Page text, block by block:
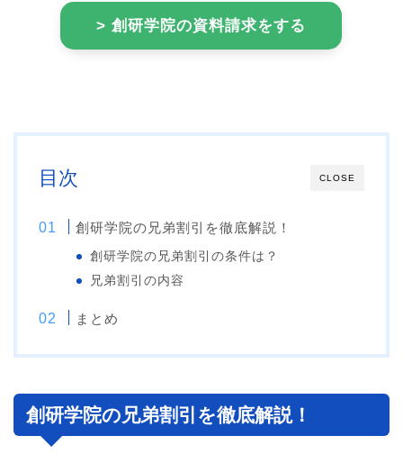
> 創研学院の資料請求をする
CLOSE
目次
創研学院の兄弟割引を徹底解説！
創研学院の兄弟割引の条件は？
兄弟割引の内容
まとめ
創研学院の兄弟割引を徹底解説！